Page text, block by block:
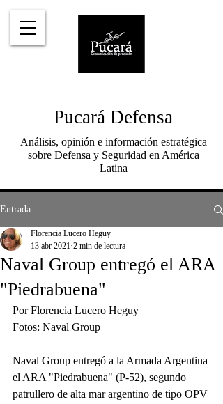
Pucará Defensa
Análisis, opinión e información estratégica
sobre Defensa y Seguridad en América
Latina
Entrada
Naval Group entregó el ARA
"Piedrabuena"
Florencia Lucero Heguy
13 abr 2021 2 min de lectura
Por Florencia Lucero Heguy
Fotos: Naval Group
Naval Group entregó a la Armada Argentina
el ARA "Piedrabuena" (P-52), segundo
patrullero de alta mar argentino de tipo OPV